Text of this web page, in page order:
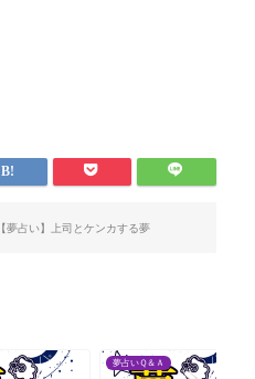
【夢占い】上司とケンカする夢
夢占いＱ＆Ａ